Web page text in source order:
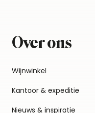
Over ons
Wijnwinkel
Kantoor & expeditie
Nieuws & inspiratie